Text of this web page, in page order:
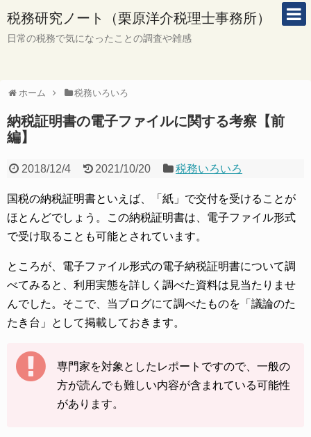
税務研究ノート（栗原洋介税理士事務所）
日常の税務で気になったことの調査や雑感
ホーム 税務いろいろ
納税証明書の電子ファイルに関する考察【前
編】
2018/12/4 2021/10/20 税務いろいろ
国税の納税証明書といえば、「紙」で交付を受けることが
ほとんどでしょう。この納税証明書は、電子ファイル形式
で受け取ることも可能とされています。
ところが、電子ファイル形式の電子納税証明書について調
べてみると、利用実態を詳しく調べた資料は見当たりませ
んでした。そこで、当ブログにて調べたものを「議論のた
たき台」として掲載しておきます。
専門家を対象としたレポートですので、一般の
方が読んでも難しい内容が含まれている可能性
があります。